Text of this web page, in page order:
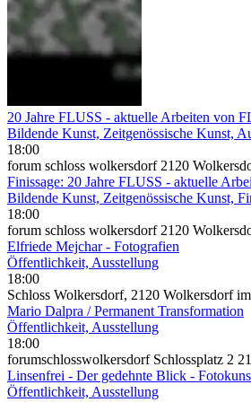
20 Jahre FLUSS - aktuelle Arbeiten von
Bildende Kunst, Zeitgenössische Kunst,
18:00
forum schloss wolkersdorf 2120
Finissage: 20 Jahre FLUSS - aktuelle
Bildende Kunst, Zeitgenössische Kunst,
18:00
forum schloss wolkersdorf 2120
Elfriede Mejchar - Fotografien
Öffentlichkeit, Ausstellung
18:00
Schloss Wolkersdorf, 2120 Wolkersdorf
Mario Dalpra / Permanent Transformation
Öffentlichkeit, Ausstellung
18:00
forumschlosswolkersdorf Schlossplatz 2
Linsenfrei - Der gedehnte Blick -
Öffentlichkeit, Ausstellung